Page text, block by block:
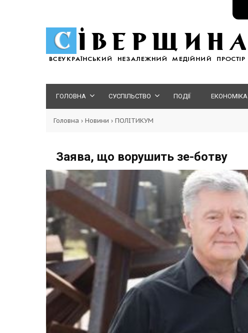
ГОЛОВНА СУСПІЛЬСТВО ПОДІЇ ЕКОНОМІКА
Головна › Новини › ПОЛІТИКУМ
Заява, що ворушить зе-ботву